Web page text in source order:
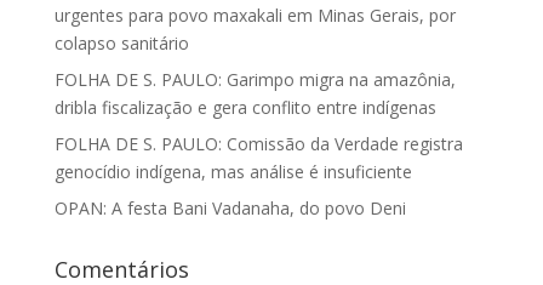
urgentes para povo maxakali em Minas Gerais, por
colapso sanitário
FOLHA DE S. PAULO: Garimpo migra na amazônia,
dribla fiscalização e gera conflito entre indígenas
FOLHA DE S. PAULO: Comissão da Verdade registra
genocídio indígena, mas análise é insuficiente
OPAN: A festa Bani Vadanaha, do povo Deni
Comentários